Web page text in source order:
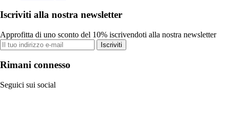
Iscriviti alla nostra newsletter
Approfitta di uno sconto del 10% iscrivendoti alla nostra newsletter
Iscriviti
Rimani connesso
Seguici sui social